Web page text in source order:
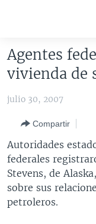
accesibilidad
Salte
contenido
principal
Salte
navegador
principal
Salte
búsqueda
AMÉRICA DEL NORTE
MÉXICO
HAITÍ
ELECCIONES EEUU
VOTO DIVIDIDO
VOA VERIFICA
VOA VERIFICA
VOA VERIFICA
VOA VERIFICA
AMÉRICA LATINA
ARGENTINA
BOLIVIA
COLOMBIA
CHINA EN AMÉRICA
CENTROAMÉRICA
COSTA RICA
OTRAS SECCIONES
Agentes
vivienda de
julio 30, 2007
Compartir
Autoridades
federales
Stevens, de
sobre sus
petroleros.